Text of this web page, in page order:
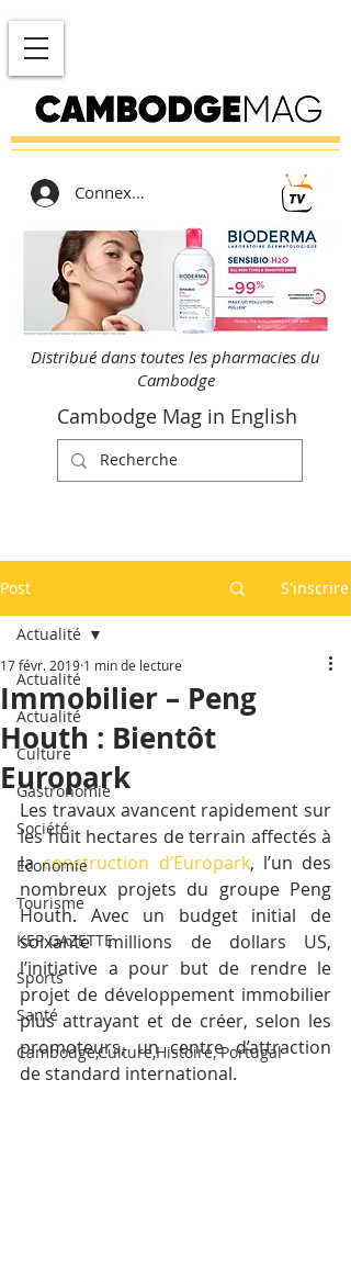
Connexion
Distribué dans toutes les pharmacies du
Cambodge
Cambodge Mag in English
Post S'inscrire
Actualité
Actualité
Culture
Gastronomie
Société
Economie
Tourisme
KEP GAZETTE
Sports
Santé
Cambodge,Culture,Histoire, Portugal
Actualité
Immobilier – Peng
Houth : Bientôt
Europark
17 févr. 2019 1 min de lecture
Les travaux avancent rapidement sur
les huit hectares de terrain affectés à
la construction d’Europark, l’un des
nombreux projets du groupe Peng
Houth. Avec un budget initial de
soixante millions de dollars US,
l’initiative a pour but de rendre le
projet de développement immobilier
plus attrayant et de créer, selon les
promoteurs, un centre d’attraction
de standard international.